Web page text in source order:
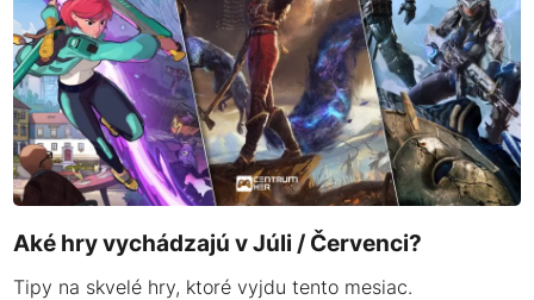
Aké hry vychádzajú v Júli / Červenci?
Tipy na skvelé hry, ktoré vyjdu tento mesiac.